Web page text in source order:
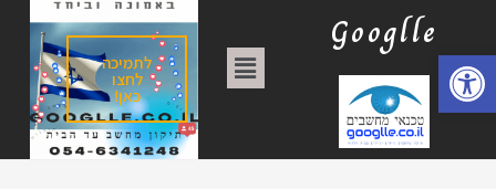
פתח סרגל נגישות
Googlle
תפריט לתמיכה
לחצו
כאן!
ג
ו
י